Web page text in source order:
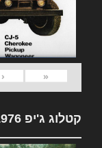
«
‹
קטלוג ג'יפ 1976